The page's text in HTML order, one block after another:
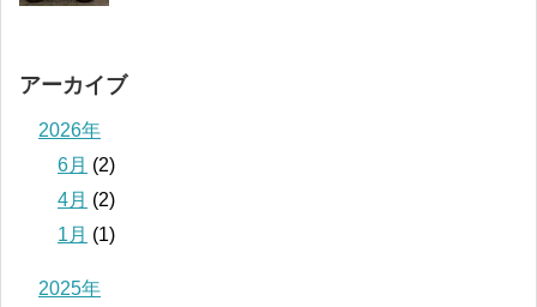
アーカイブ
2026年
6月 (2)
4月 (2)
1月 (1)
2025年